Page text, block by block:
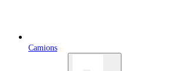
Camions